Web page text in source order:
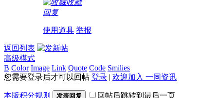
收藏
回复
使用道具 举报
返回列表
高级模式
B Color Image Link Quote Code Smilies
您需要登录后才可以回帖 登录 | 欢迎加入 一同资讯
本版积分规则 发表回复 回帖后跳转到最后一页